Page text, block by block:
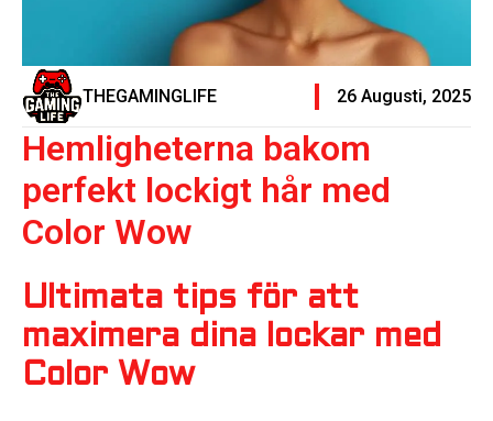
THEGAMINGLIFE 26 Augusti, 2025
Hemligheterna bakom
perfekt lockigt hår med
Color Wow
Ultimata tips för att
maximera dina lockar med
Color Wow